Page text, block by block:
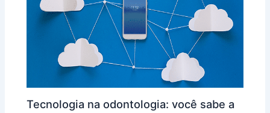
Tecnologia na odontologia: você sabe a